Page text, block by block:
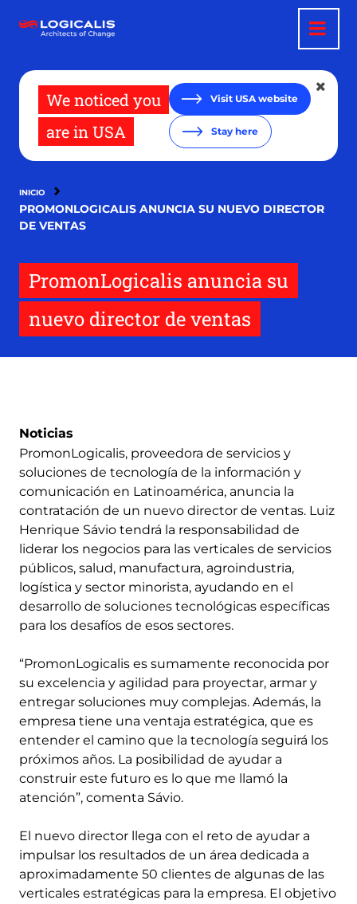
contenido
We noticed you
are in USA
Visit USA website
Stay here
INICIO
PROMONLOGICALIS ANUNCIA SU NUEVO DIRECTOR
DE VENTAS
PromonLogicalis anuncia su
nuevo director de ventas
Noticias
PromonLogicalis, proveedora de servicios y
soluciones de tecnología de la información y
comunicación en Latinoamérica, anuncia la
contratación de un nuevo director de ventas. Luiz
Henrique Sávio tendrá la responsabilidad de
liderar los negocios para las verticales de servicios
públicos, salud, manufactura, agroindustria,
logística y sector minorista, ayudando en el
desarrollo de soluciones tecnológicas específicas
para los desafíos de esos sectores.
“PromonLogicalis es sumamente reconocida por
su excelencia y agilidad para proyectar, armar y
entregar soluciones muy complejas. Además, la
empresa tiene una ventaja estratégica, que es
entender el camino que la tecnología seguirá los
próximos años. La posibilidad de ayudar a
construir este futuro es lo que me llamó la
atención”, comenta Sávio.
El nuevo director llega con el reto de ayudar a
impulsar los resultados de un área dedicada a
aproximadamente 50 clientes de algunas de las
verticales estratégicas para la empresa. El objetivo